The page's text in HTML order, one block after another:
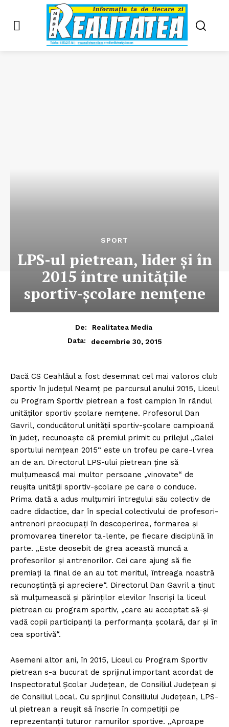
SPORT
LPS-ul pietrean, lider şi în
2015 între unităţile
sportiv-şcolare nemţene
De:
Realitatea Media
Data:
decembrie 30, 2015
Dacă CS Ceahlăul a fost desemnat cel mai valoros club
sportiv în judeţul Neamţ pe parcursul anului 2015, Liceul
cu Program Sportiv pietrean a fost campion în rândul
unităţilor sportiv şcolare nemţene. Profesorul Dan
Gavril, conducătorul unităţii sportiv-şcolare campioană
în judeţ, recunoaşte că premiul primit cu prilejul „Galei
sportului nemţean 2015“ este un trofeu pe care-l vrea
an de an. Directorul LPS-ului pietrean ţine să
mulţumească mai multor persoane „vinovate“ de
reuşita unităţii sportiv-şcolare pe care o conduce.
Prima dată a adus mulţumiri întregului său colectiv de
cadre didactice, dar în special colectivului de profesori-
antrenori preocupaţi în descoperirea, formarea şi
promovarea tinerelor ta-lente, pe fiecare disciplină în
parte. „Este deosebit de grea această muncă a
profesorilor şi antrenorilor. Cei care ajung să fie
premiaţi la final de an au tot meritul, întreaga noastră
recunoştinţă şi apreciere“. Directorul Dan Gavril a ţinut
să mulţumească şi părinţilor elevilor înscrişi la liceul
pietrean cu program sportiv, „care au acceptat să-şi
vadă copii participanţi la performanţa şcolară, dar şi în
cea sportivă“.
Asemeni altor ani, în 2015, Liceul cu Program Sportiv
pietrean s-a bucurat de sprijinul important acordat de
Inspectoratul Şcolar Judeţean, de Consiliul Judeţean şi
de Consiliul Local. Cu sprijinul Consiliului Judeţean, LPS-
ul pietrean a reuşit să înscrie în competiţii pe
reprezentanţii tuturor ramurilor sportive. „Aproape